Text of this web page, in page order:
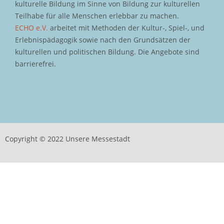
kulturelle Bildung im Sinne von Bildung zur kulturellen
Teilhabe für alle Menschen erlebbar zu machen.
ECHO e.V. arbeitet mit Methoden der Kultur-, Spiel-, und
Erlebnispädagogik sowie nach den Grundsätzen der
kulturellen und politischen Bildung. Die Angebote sind
barrierefrei.
Copyright © 2022 Unsere Messestadt